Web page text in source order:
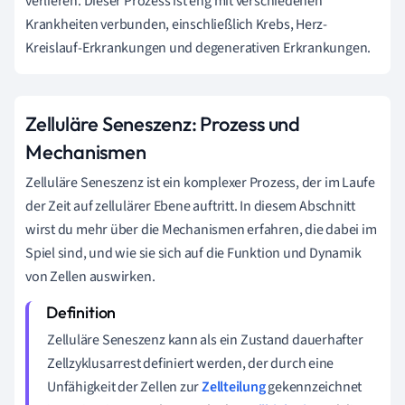
Krankheiten verbunden, einschließlich Krebs, Herz-
Kreislauf-Erkrankungen und degenerativen Erkrankungen.
Zelluläre Seneszenz: Prozess und
Mechanismen
Zelluläre Seneszenz ist ein komplexer Prozess, der im Laufe
der Zeit auf zellulärer Ebene auftritt. In diesem Abschnitt
wirst du mehr über die Mechanismen erfahren, die dabei im
Spiel sind, und wie sie sich auf die Funktion und Dynamik
von Zellen auswirken.
Zelluläre Seneszenz kann als ein Zustand dauerhafter
Zellzyklusarrest definiert werden, der durch eine
Unfähigkeit der Zellen zurZellteilunggekennzeichnet